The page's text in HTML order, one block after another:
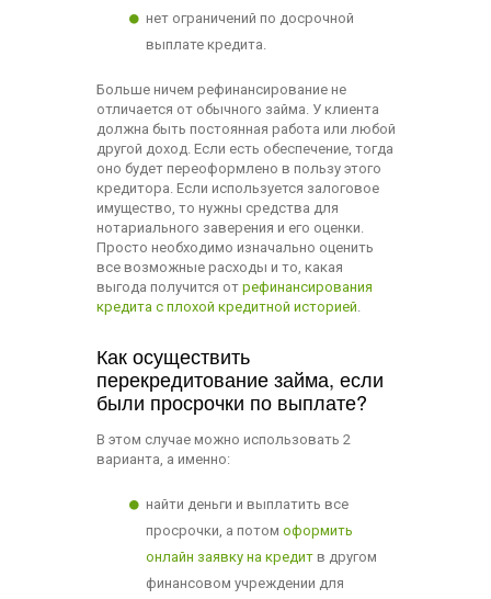
нет ограничений по досрочной
выплате кредита.
Больше ничем рефинансирование не
отличается от обычного займа. У клиента
должна быть постоянная работа или любой
другой доход. Если есть обеспечение, тогда
оно будет переоформлено в пользу этого
кредитора. Если используется залоговое
имущество, то нужны средства для
нотариального заверения и его оценки.
Просто необходимо изначально оценить
все возможные расходы и то, какая
выгода получится от рефинансирования
кредита с плохой кредитной историей
Как осуществить
перекредитование займа, если
были просрочки по выплате?
В этом случае можно использовать 2
варианта, а именно:
найти деньги и выплатить все
просрочки, а потом оформить
онлайн заявку на кредитв другом
финансовом учреждении для